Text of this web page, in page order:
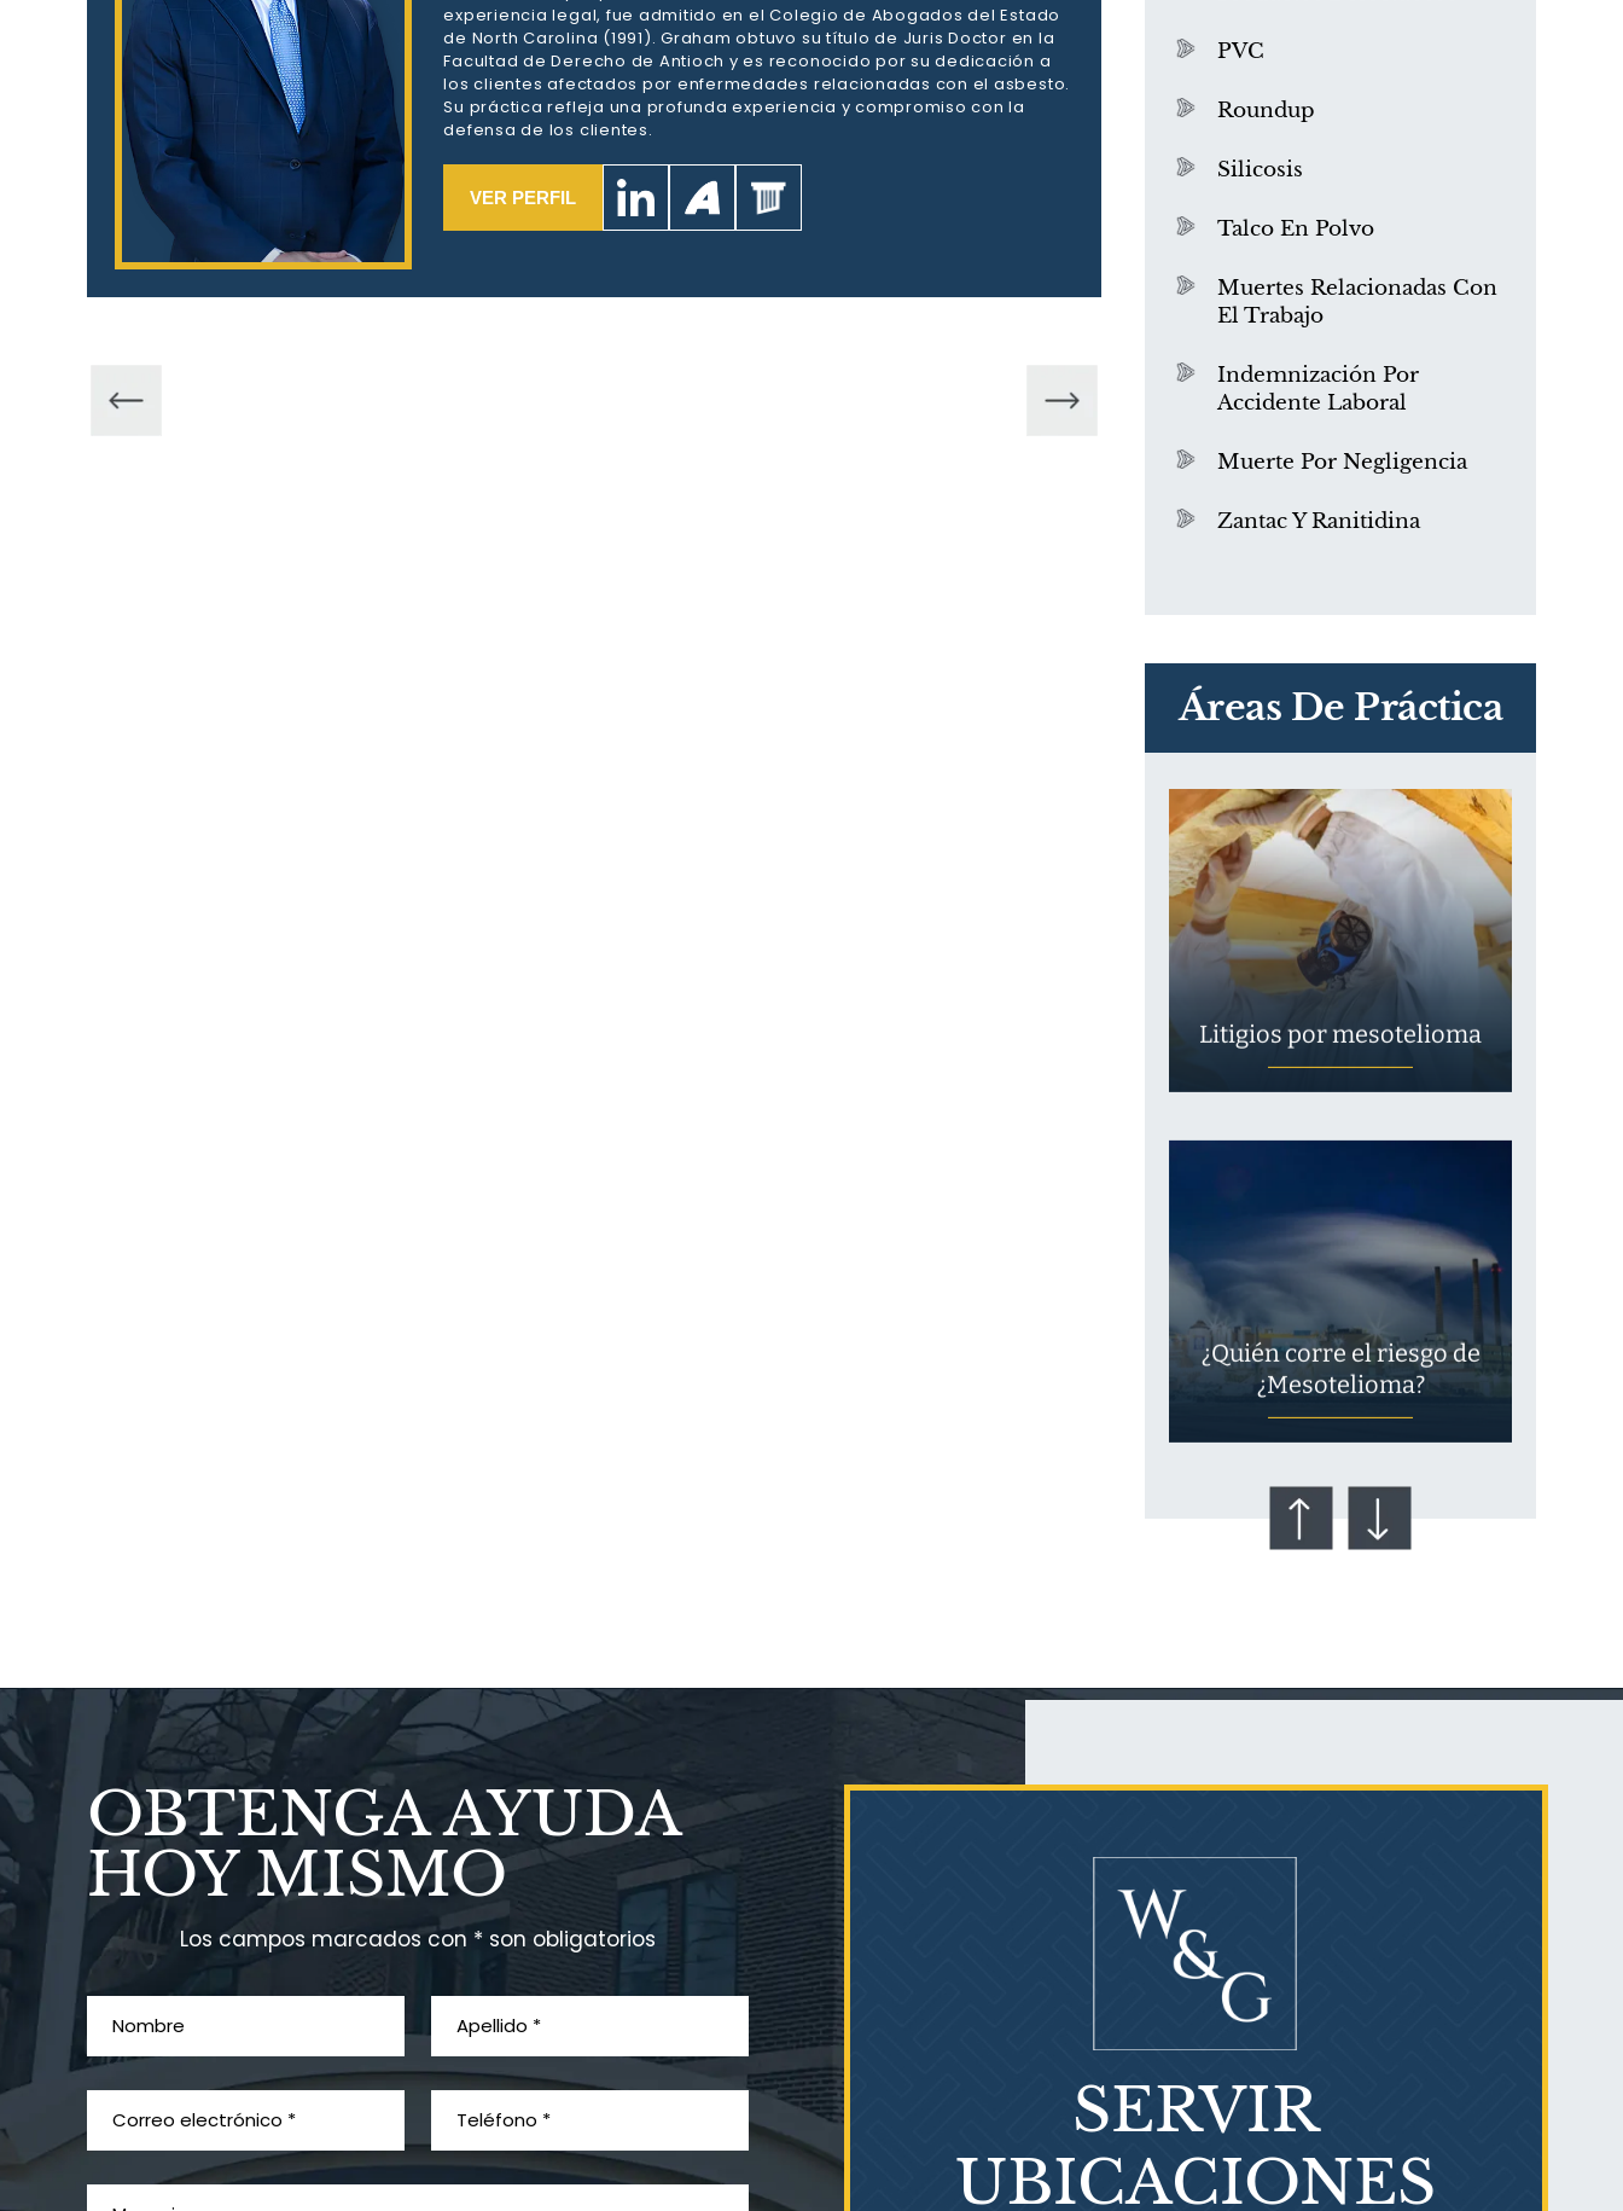
experiencia legal, fue admitido en el Colegio de Abogados del Estado
de North Carolina (1991). Graham obtuvo su título de Juris Doctor en la
Facultad de Derecho de Antioch y es reconocido por su dedicación a
los clientes afectados por enfermedades relacionadas con el asbesto.
Su práctica refleja una profunda experiencia y compromiso con la
defensa de los clientes.
VER PERFIL
PVC
Roundup
Silicosis
Talco En Polvo
Muertes Relacionadas Con
El Trabajo
Indemnización Por
Accidente Laboral
Muerte Por Negligencia
Zantac Y Ranitidina
Áreas De Práctica
¿Qué es el mesotelioma?
Litigios por mesotelioma
¿Quién corre el riesgo de
¿Mesotelioma?
Talco en polvo
¿Qué es el mesotelioma?
OBTENGA AYUDA
HOY MISMO
Los campos marcados con * son obligatorios
SERVIR
UBICACIONES